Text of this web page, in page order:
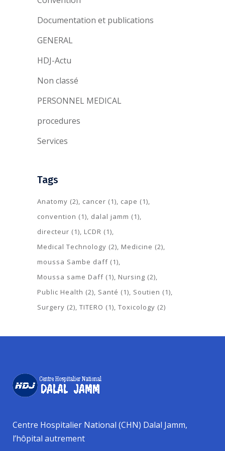
Documentation et publications
GENERAL
HDJ-Actu
Non classé
PERSONNEL MEDICAL
procedures
Services
Tags
Anatomy (2) cancer (1) cape (1)
convention (1) dalal jamm (1)
directeur (1) LCDR (1)
Medical Technology (2) Medicine (2)
moussa Sambe daff (1)
Moussa same Daff (1) Nursing (2)
Public Health (2) Santé (1) Soutien (1)
Surgery (2) TITERO (1) Toxicology (2)
Centre Hospitalier National (CHN) Dalal Jamm,
l’hôpital autrement